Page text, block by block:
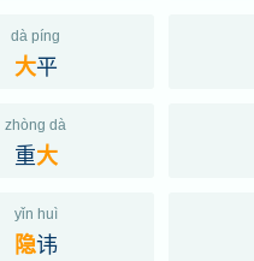
dà píng
大平
zhòng dà
重大
yǐn huì
隐讳